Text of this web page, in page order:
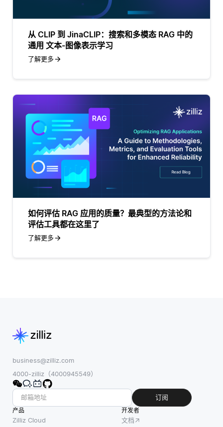
从 CLIP 到 JinaCLIP：搜索和多模态 RAG 中的
通用 文本-图像表示学习
了解更多
如何评估 RAG 应用的质量？最典型的方法论和
评估工具都在这里了
了解更多
business@zilliz.com
4000-zilliz（4000945549）
订阅
产品
Zilliz Cloud
开发者
文档